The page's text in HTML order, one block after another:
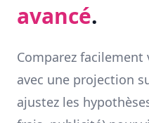
avancé.
Comparez
avec une projection
ajustez les